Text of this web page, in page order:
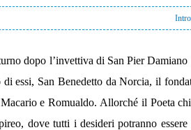
dopo l’invettiva di San Pier
essi, San Benedetto da Norcia, il
e Romualdo. Allorché il Poeta
dove tutti i desideri potranno